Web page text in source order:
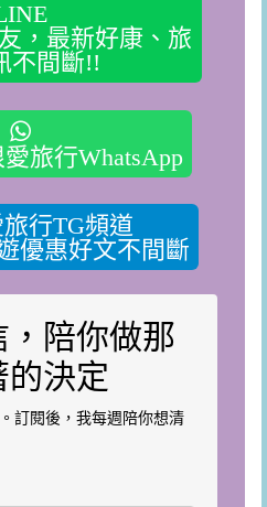
，最新好康、旅
不間斷!!
愛旅行WhatsApp
行TG頻道
優惠好文不間斷
陪你做那
決定
訂閱後，我每週陪你想清